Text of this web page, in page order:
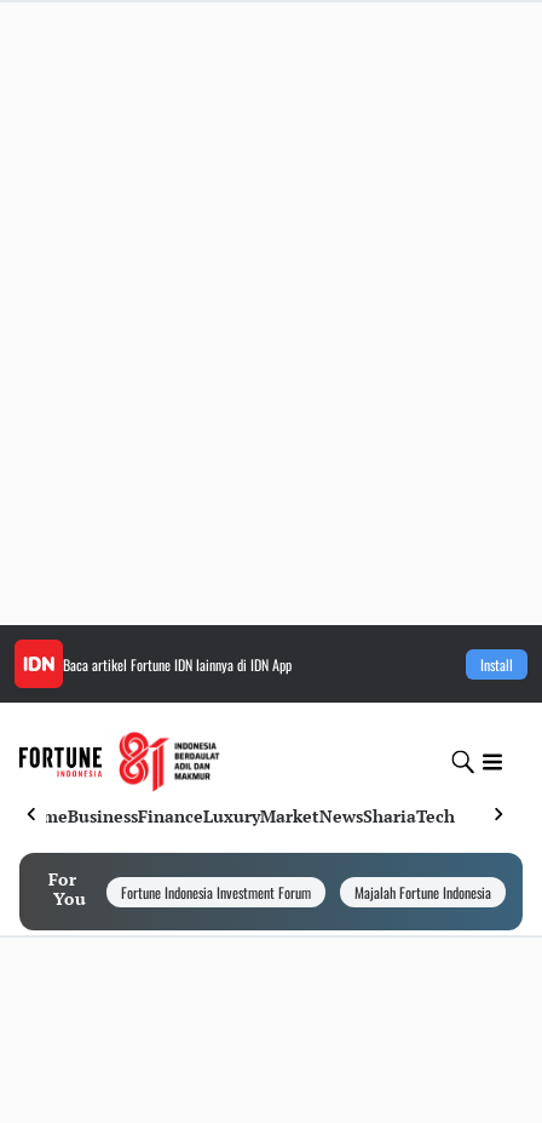
Baca artikel Fortune IDNlainnya di IDN App Install
HomeBusinessFinanceLuxuryMarketNewsShariaTech
For
You
Fortune Indonesia Investment Forum Majalah Fortune Indonesia